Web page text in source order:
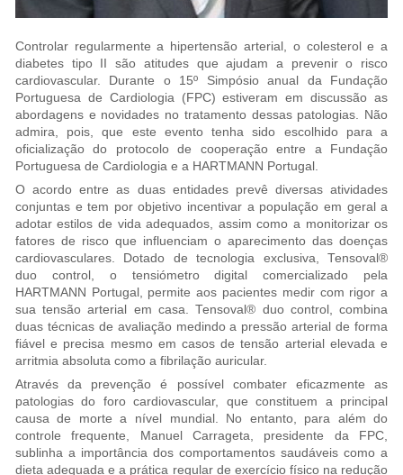
Controlar regularmente a hipertensão arterial, o colesterol e a
diabetes tipo II são atitudes que ajudam a prevenir o risco
cardiovascular. Durante o 15º Simpósio anual da Fundação
Portuguesa de Cardiologia (FPC) estiveram em discussão as
abordagens e novidades no tratamento dessas patologias. Não
admira, pois, que este evento tenha sido escolhido para a
oficialização do protocolo de cooperação entre a Fundação
Portuguesa de Cardiologia e a HARTMANN Portugal.
O acordo entre as duas entidades prevê diversas atividades
conjuntas e tem por objetivo incentivar a população em geral a
adotar estilos de vida adequados, assim como a monitorizar os
fatores de risco que influenciam o aparecimento das doenças
cardiovasculares. Dotado de tecnologia exclusiva, Tensoval®
duo control, o tensiómetro digital comercializado pela
HARTMANN Portugal, permite aos pacientes medir com rigor a
sua tensão arterial em casa. Tensoval® duo control, combina
duas técnicas de avaliação medindo a pressão arterial de forma
fiável e precisa mesmo em casos de tensão arterial elevada e
arritmia absoluta como a fibrilação auricular.
Através da prevenção é possível combater eficazmente as
patologias do foro cardiovascular, que constituem a principal
causa de morte a nível mundial. No entanto, para além do
controle frequente, Manuel Carrageta, presidente da FPC,
sublinha a importância dos comportamentos saudáveis como a
dieta adequada e a prática regular de exercício físico na redução